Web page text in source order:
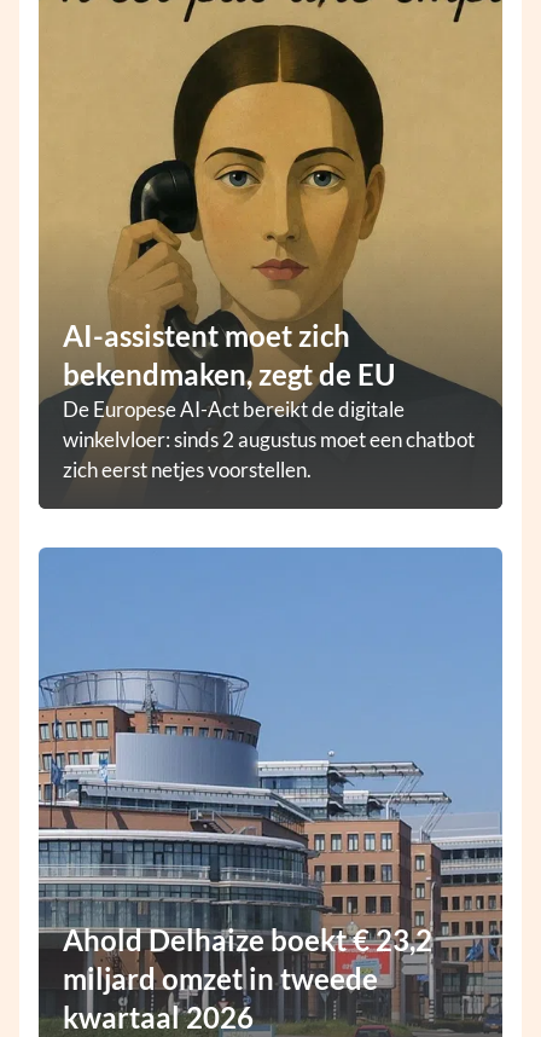
AI-assistent moet zich
bekendmaken, zegt de EU
De Europese AI-Act bereikt de digitale
winkelvloer: sinds 2 augustus moet een chatbot
zich eerst netjes voorstellen.
Ahold Delhaize boekt € 23,2
miljard omzet in tweede
kwartaal 2026